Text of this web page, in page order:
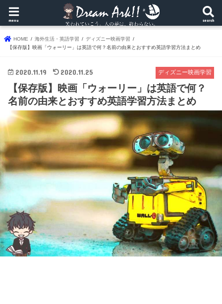
search
menu
HOME 海外生活・英語学習
ディズニー映画学習
【保存版】映画「ウォーリー」は英語で何？名前の由来とおすすめ英語学習方法まとめ
ディズニー映画学習
2020.11.19 2020.11.25
【保存版】映画「ウォーリー」は英語で何？
名前の由来とおすすめ英語学習方法まとめ